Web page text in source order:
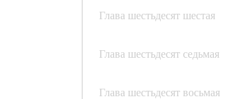
Глава шестьдесят шестая
Глава шестьдесят седьмая
Глава шестьдесят восьмая